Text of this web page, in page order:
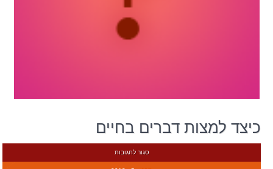
כיצד למצות דברים בחיים
סגור לתגובות